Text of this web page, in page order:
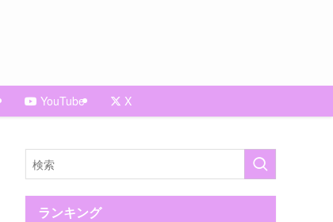
YouTube X
ランキング